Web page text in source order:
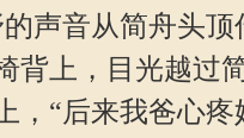
声音从简舟头顶
背上，目光越过
，“后来我爸心疼